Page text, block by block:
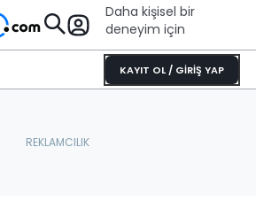
Daha kişisel bir
deneyim için
KAYIT OL / GİRİŞ YAP